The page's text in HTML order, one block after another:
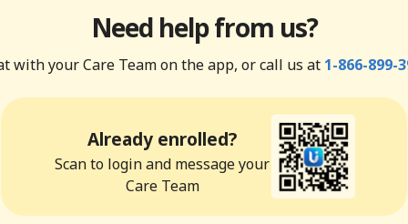
Need help from us?
with your Care Team on the app, or call us at 1-866-899-
Already enrolled?
Scan to login and message your
Care Team